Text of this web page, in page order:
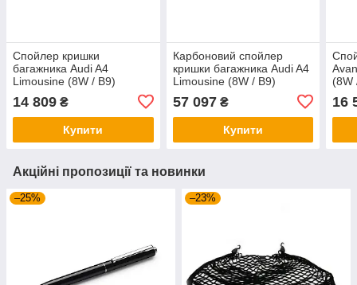
Спойлер кришки
багажника Audi A4
Limousine (8W / B9)
14 809 ₴
Купити
Карбоновий спойлер
кришки багажника Audi A4
Limousine (8W / B9)
57 097₴
Купити
(8W
16
Акційні пропозиції та новинки
–25% –23%